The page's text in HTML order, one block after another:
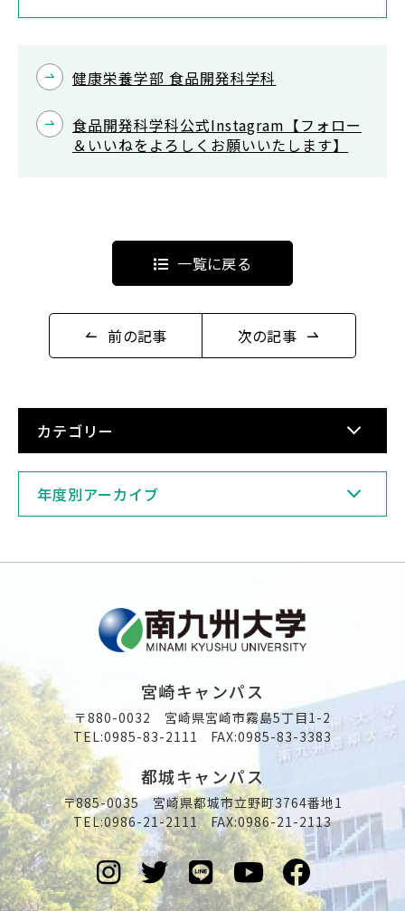
健康栄養学部 食品開発科学科
食品開発科学科公式Instagram【フォロー
＆いいねをよろしくお願いいたします】
前の記事
一覧に戻る
次の記事
カテゴリー
年度別アーカイブ
宮崎キャンパス
〒880-0032 宮崎県宮崎市霧島5丁目1-2
TEL:0985-83-2111 FAX:0985-83-3383
都城キャンパス
〒885-0035 宮崎県都城市立野町3764番地1
TEL:0986-21-2111 FAX:0986-21-2113